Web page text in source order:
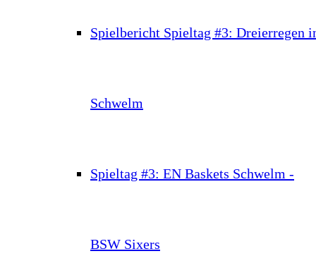
Spielbericht Spieltag #3: Dreierregen
Schwelm
Spieltag #3: EN Baskets Schwelm -
BSW Sixers